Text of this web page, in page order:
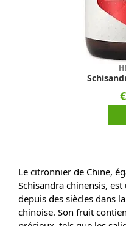
Le citronnier de Chine,
Schisandra chinensis,
depuis des siècles dans
chinoise. Son fruit